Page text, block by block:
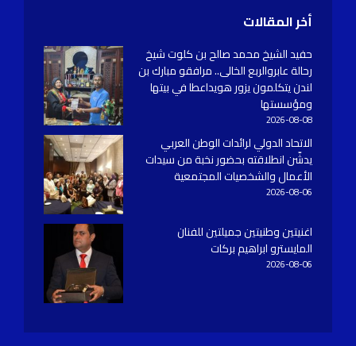
أخر المقالات
حفيد الشيخ محمد صالح بن كلوت شيخ
رحالة عابروالربع الخالى.. مرافقو مبارك بن
لندن يتكلمون يزور هويداعطا في بيتها
ومؤسستها
2026-08-08
الاتحاد الدولي لرائدات الوطن العربي
يدشّن انطلاقته بحضور نخبة من سيدات
الأعمال والشخصيات المجتمعية
2026-08-06
اغنيتين وطنيتين جميلتين للفنان
المايسترو ابراهيم بركات
2026-08-06